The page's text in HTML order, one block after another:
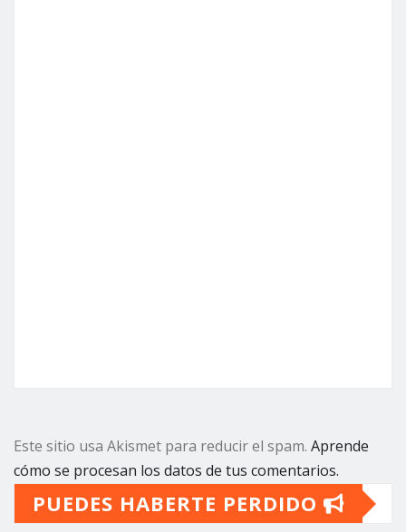
Este sitio usa Akismet para reducir el spam. Aprende
cómo se procesan los datos de tus comentarios.
PUEDES HABERTE PERDIDO